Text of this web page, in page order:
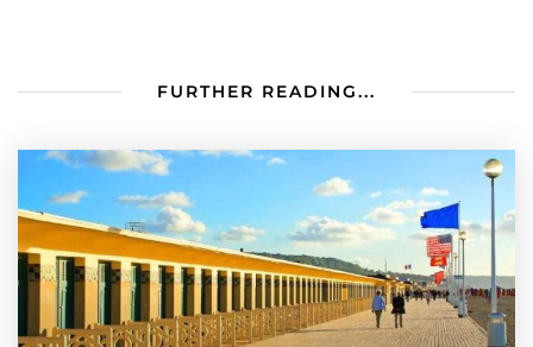
FURTHER READING...